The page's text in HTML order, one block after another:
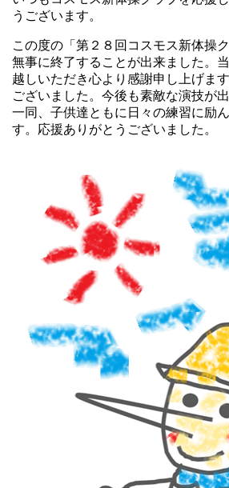
うございます。
この度の「第２８回コスモス新体操
無事に終了することが出来ました。
越しいただき心より感謝申し上げま
ございました。今後も素敵な演技が
一同、子供達ともに日々の練習に励
す。応援ありがとうございました。